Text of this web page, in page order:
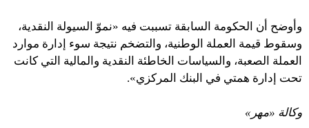
وأوضح أن الحكومة السابقة تسببت فيه «نموّ السيولة النقدية،
وسقوط قيمة العملة الوطنية، والتضخم نتيجة سوء إدارة موارد
العملة الصعبة، والسياسات الخاطئة النقدية والمالية التي كانت
تحت إدارة همتي في البنك المركزي».
وكالة «مهر»